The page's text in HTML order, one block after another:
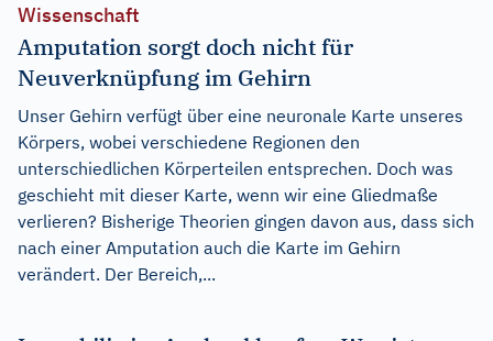
Wissenschaft
Amputation sorgt doch nicht für
Neuverknüpfung im Gehirn
Unser Gehirn verfügt über eine neuronale Karte unseres
Körpers, wobei verschiedene Regionen den
unterschiedlichen Körperteilen entsprechen. Doch was
geschieht mit dieser Karte, wenn wir eine Gliedmaße
verlieren? Bisherige Theorien gingen davon aus, dass sich
nach einer Amputation auch die Karte im Gehirn
verändert. Der Bereich,...